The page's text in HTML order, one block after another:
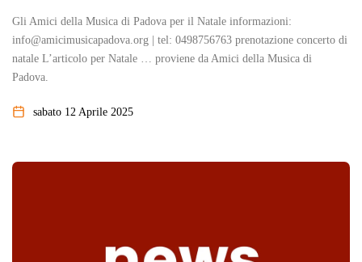
Gli Amici della Musica di Padova per il Natale informazioni:
info@amicimusicapadova.org | tel: 0498756763 prenotazione concerto di
natale L’articolo per Natale … proviene da Amici della Musica di
Padova.
sabato 12 Aprile 2025